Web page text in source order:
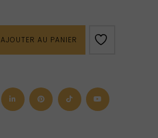
AJOUTER AU PANIER